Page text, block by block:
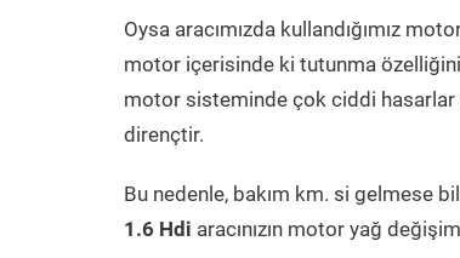
Oysa aracımızda kullandığımız
motor içerisinde ki tutunma
motor sisteminde çok ciddi hasarlar
dirençtir.
Bu nedenle, bakım km. si gelmese
1.6 Hdi aracınızın motor yağ